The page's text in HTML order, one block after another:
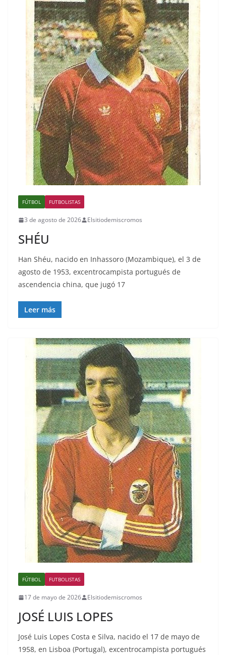
FÚTBOL FUTBOLISTAS
3 de agosto de 2026 Elsitiodemiscromos
SHÉU
Han Shéu, nacido en Inhassoro (Mozambique), el 3 de
agosto de 1953, excentrocampista portugués de
ascendencia china, que jugó 17
Leer más
FÚTBOL FUTBOLISTAS
17 de mayo de 2026 Elsitiodemiscromos
JOSÉ LUIS LOPES
José Luis Lopes Costa e Silva, nacido el 17 de mayo de
1958, en Lisboa (Portugal), excentrocampista portugués